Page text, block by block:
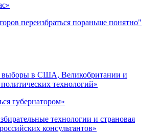
переизбраться пораньше понятно"
выборы в США, Великобритании и
технологий»
губернатором»
технологии и страновая
консультантов»